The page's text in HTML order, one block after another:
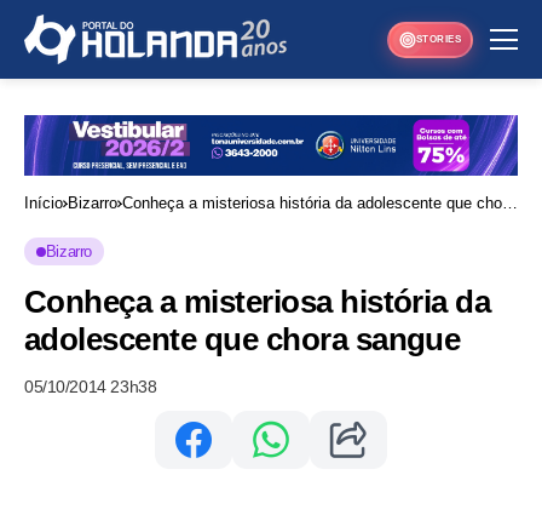
STORIES
Início Bizarro Conheça a misteriosa história da adolescente que chora
Bizarro
Conheça a misteriosa história da
adolescente que chora sangue
05/10/2014 23h38